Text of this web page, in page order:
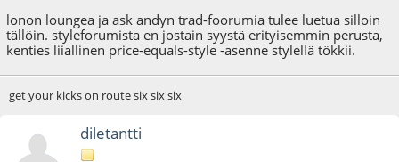
lonon loungea ja ask andyn trad-foorumia tulee luetua silloin
tällöin. styleforumista en jostain syystä erityisemmin perusta,
kenties liiallinen price-equals-style -asenne stylellä tökkii.
get your kicks on route six six six
diletantti